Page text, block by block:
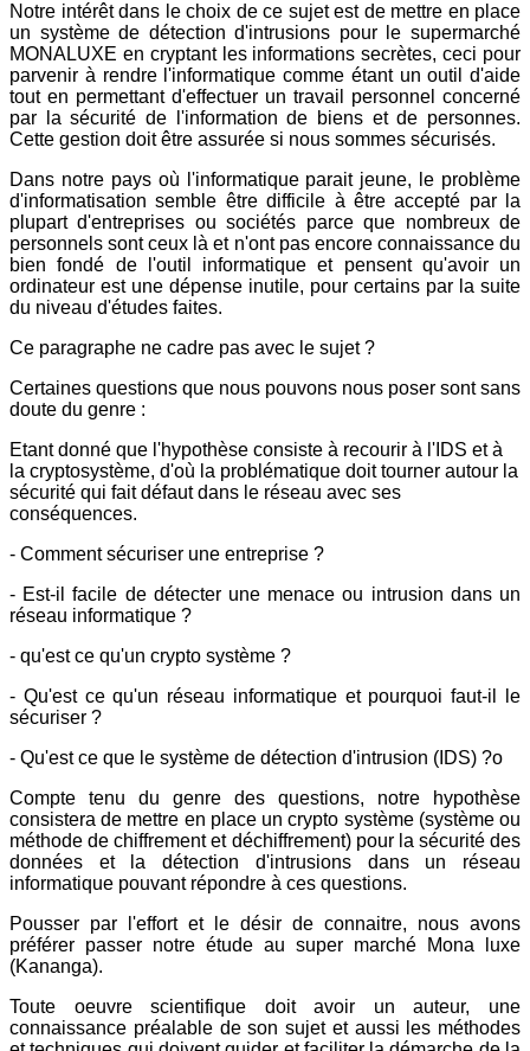
Notre intérêt dans le choix de ce sujet est de mettre en place
un système de détection d'intrusions pour le supermarché
MONALUXE en cryptant les informations secrètes, ceci pour
parvenir à rendre l'informatique comme étant un outil d'aide
tout en permettant d'effectuer un travail personnel concerné
par la sécurité de l'information de biens et de personnes.
Cette gestion doit être assurée si nous sommes sécurisés.
Dans notre pays où l'informatique parait jeune, le problème
d'informatisation semble être difficile à être accepté par la
plupart d'entreprises ou sociétés parce que nombreux de
personnels sont ceux là et n'ont pas encore connaissance du
bien fondé de l'outil informatique et pensent qu'avoir un
ordinateur est une dépense inutile, pour certains par la suite
du niveau d'études faites.
Ce paragraphe ne cadre pas avec le sujet ?
Certaines questions que nous pouvons nous poser sont sans
doute du genre :
Etant donné que l'hypothèse consiste à recourir à l'IDS et à
la cryptosystème, d'où la problématique doit tourner autour la
sécurité qui fait défaut dans le réseau avec ses
conséquences.
- Comment sécuriser une entreprise ?
- Est-il facile de détecter une menace ou intrusion dans un
réseau informatique ?
- qu'est ce qu'un crypto système ?
- Qu'est ce qu'un réseau informatique et pourquoi faut-il le
sécuriser ?
- Qu'est ce que le système de détection d'intrusion (IDS) ?o
Compte tenu du genre des questions, notre hypothèse
consistera de mettre en place un crypto système (système ou
méthode de chiffrement et déchiffrement) pour la sécurité des
données et la détection d'intrusions dans un réseau
informatique pouvant répondre à ces questions.
Pousser par l'effort et le désir de connaitre, nous avons
préférer passer notre étude au super marché Mona luxe
(Kananga).
Toute oeuvre scientifique doit avoir un auteur, une
connaissance préalable de son sujet et aussi les méthodes